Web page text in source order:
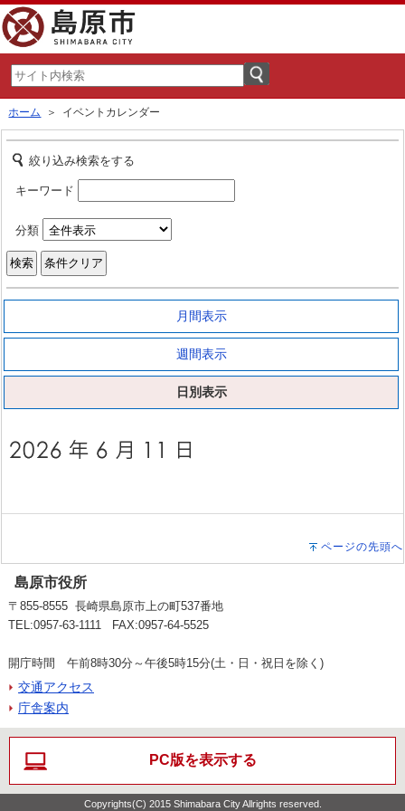
ホーム ＞ イベントカレンダー
絞り込み検索をする
キーワード
分類
月間表示
週間表示
日別表示
ページの先頭へ
島原市役所
〒855-8555 長崎県島原市上の町537番地
TEL:0957-63-1111 FAX:0957-64-5525
開庁時間 午前8時30分～午後5時15分(土・日・祝日を除く)
交通アクセス
庁舎案内
PC版を表示する
Copyrights(C) 2015 Shimabara City Allrights reserved.